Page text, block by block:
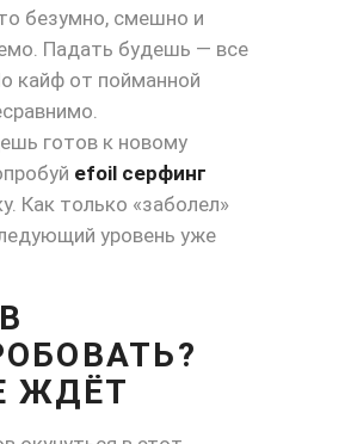
безумно, смешно и
Падать будешь — все
кайф от пойманной
готов к новому
efoil серфинг
Как только «заболел»
уровень уже
ЖДЁТ